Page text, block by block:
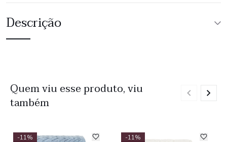
Descrição
Quem viu esse produto, viu
também
-11% -11%